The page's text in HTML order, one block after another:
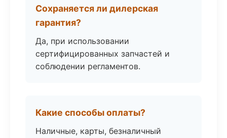
Сохраняется ли дилерская
гарантия?
Да, при использовании
сертифицированных запчастей и
соблюдении регламентов.
Какие способы оплаты?
Наличные, карты, безналичный